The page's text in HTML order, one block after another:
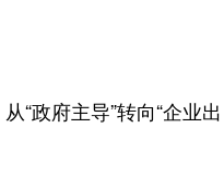
政府主导”转向“企业出